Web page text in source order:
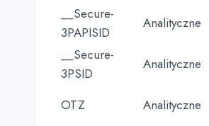
__Secure-
3PAPISID
Analityczne
__Secure-
3PSID
Analityczne
OTZ
Analityczne